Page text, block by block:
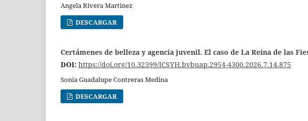
Angela Rivera Martinez
DESCARGAR
Certámenes de belleza y agencia juvenil. El caso de La Reina de las
DOI: https://doi.org/10.32399/ICSYH.bvbuap.2954-4300.2026.7.14.875
Sonia Guadalupe Contreras Medina
DESCARGAR